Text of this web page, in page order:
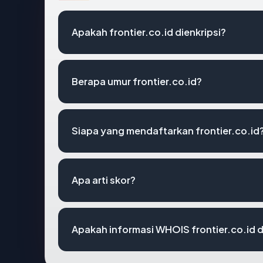
Apakah frontier.co.id dienkripsi?
Berapa umur frontier.co.id?
Siapa yang mendaftarkan
Apa arti skor?
Apakah informasi WHOIS frontier.co.id